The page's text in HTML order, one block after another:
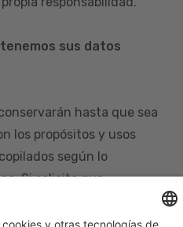
sus datos
hasta que sea
los propósitos y usos
según lo
Si solicita que
de nuestras bases
que igualmente